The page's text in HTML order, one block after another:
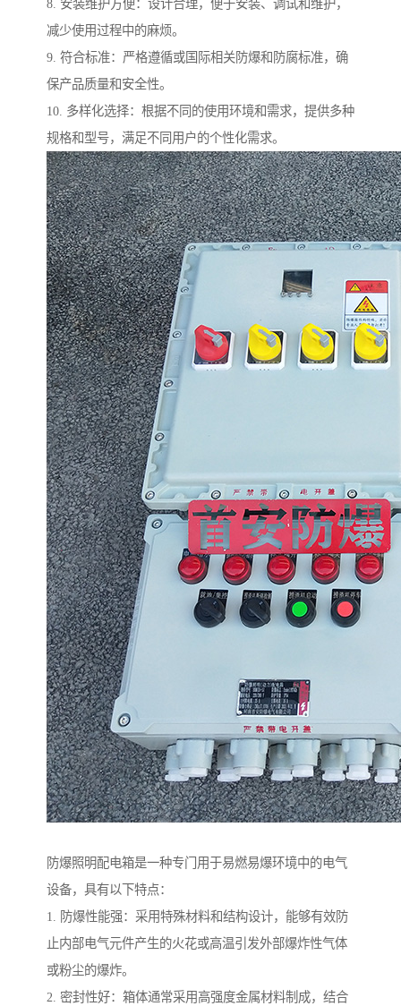
8. 安装维护方便：设计合理，便于安装、调试和维护，
减少使用过程中的麻烦。
9. 符合标准：严格遵循或国际相关防爆和防腐标准，确
保产品质量和安全性。
10. 多样化选择：根据不同的使用环境和需求，提供多种
规格和型号，满足不同用户的个性化需求。
防爆照明配电箱是一种专门用于易燃易爆环境中的电气
设备，具有以下特点：
1. 防爆性能强：采用特殊材料和结构设计，能够有效防
止内部电气元件产生的火花或高温引发外部爆炸性气体
或粉尘的爆炸。
2. 密封性好：箱体通常采用高强度金属材料制成，结合